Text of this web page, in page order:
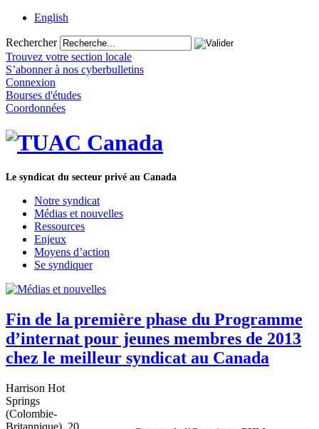
English
Rechercher
Trouvez votre section locale
S’abonner à nos cyberbulletins
Connexion
Bourses d'études
Coordonnées
Le syndicat du secteur privé au Canada
Notre syndicat
Médias et nouvelles
Ressources
Enjeux
Moyens d’action
Se syndiquer
Fin de la première phase du Programme
d’internat pour jeunes membres de 2013
chez le meilleur syndicat au Canada
Harrison Hot
Springs
(Colombie-
Britannique), 20